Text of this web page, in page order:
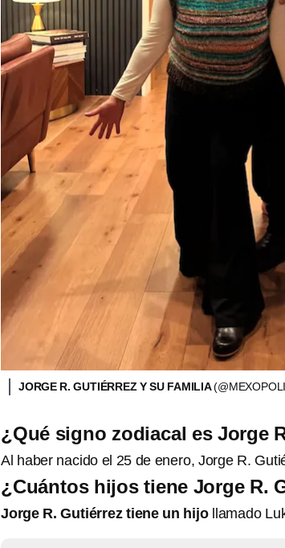
JORGE R. GUTIÉRREZ Y SU FAMILIA
¿Qué signo zodiacal es Jorge
Al haber nacido el 25 de enero, Jorge R.
¿Cuántos hijos tiene Jorge R.
Jorge R. Gutiérrez tiene un hijollamado